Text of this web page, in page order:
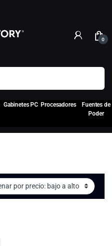
0
Gabinetes PC Procesadores
Fuentes de
Poder